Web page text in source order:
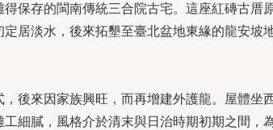
保存的閩南傳統三合院古宅。這座紅磚古厝
居淡水，後來拓墾至臺北盆地東緣的龍安坡
後來因家族興旺，而再增建外護龍。屋體坐
細膩，風格介於清末與日治時期初期之間，